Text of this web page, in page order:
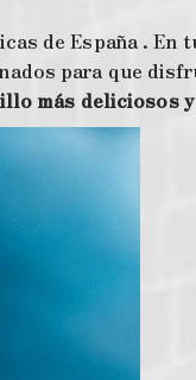
de España . En
para que
más deliciosos